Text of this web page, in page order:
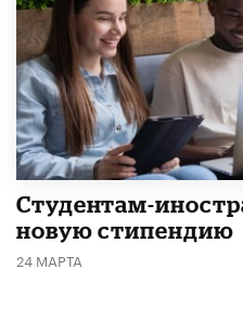
Студентам-
новую стипендию
24 МАРТА